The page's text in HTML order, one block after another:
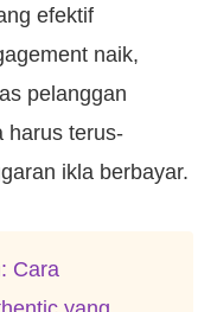
efektif
naik,
pelanggan
harus terus-
ikla berbayar.
Cara